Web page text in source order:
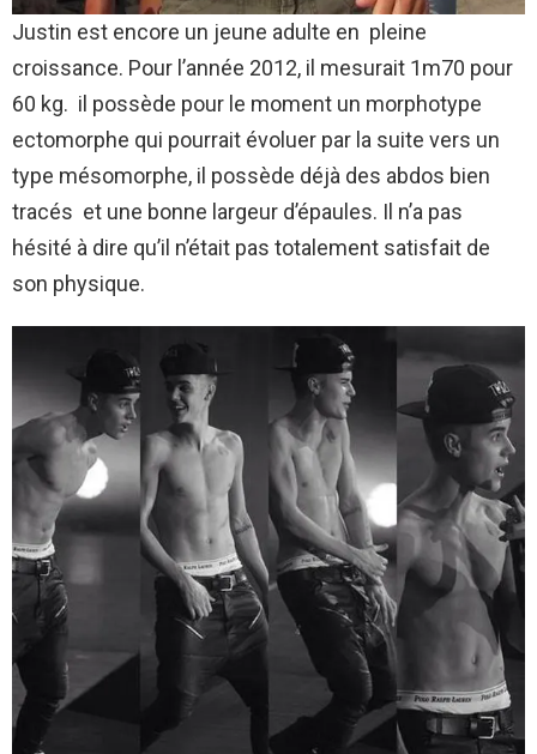
Justin est encore un jeune adulte en pleine
croissance. Pour l’année 2012, il mesurait 1m70 pour
60 kg. il possède pour le moment un morphotype
ectomorphe qui pourrait évoluer par la suite vers un
type mésomorphe, il possède déjà des abdos bien
tracés et une bonne largeur d’épaules. Il n’a pas
hésité à dire qu’il n’était pas totalement satisfait de
son physique.